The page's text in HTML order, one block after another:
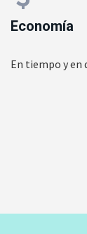
Economía
En tiempo y en